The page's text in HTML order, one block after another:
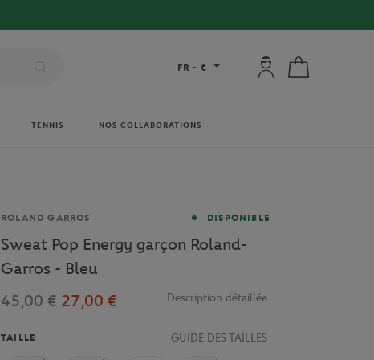
FR - € Mon compte : se
TENNIS NOS COLLABORATIONS
Marque
ROLAND GARROS DISPONIBLE
Sweat Pop Energy garçon Roland-
Garros - Bleu
45,00 € 27,00 € Description détaillée
TAILLE GUIDE DES TAILLES